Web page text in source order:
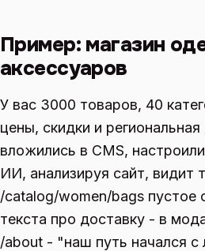
Пример: магазин
аксессуаров
У вас 3000 товаров, 40
цены, скидки и
вложились в CMS,
ИИ, анализируя сайт, видит
/catalog/women/bags пустое
текста про доставку - в
/about - "наш путь начался